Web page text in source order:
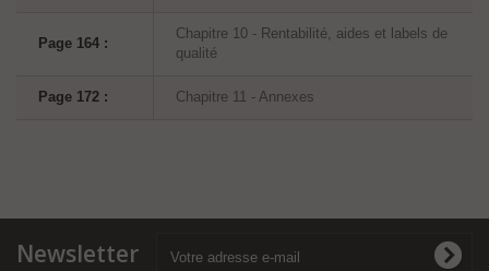
Page 164 :
Chapitre 10 - Rentabilité, aides et labels de
qualité
Page 172 : Chapitre 11 - Annexes
Newsletter